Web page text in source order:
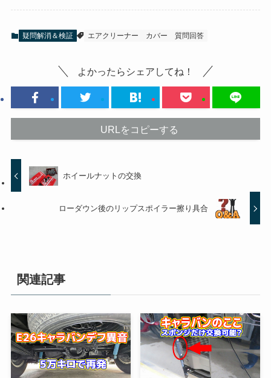
疑問解消＆検証 エアクリーナー カバー 質問回答
よかったらシェアしてね！
URLをコピーする
ホイールナットの交換
ローダウン後のリップスポイラー擦り具合
関連記事